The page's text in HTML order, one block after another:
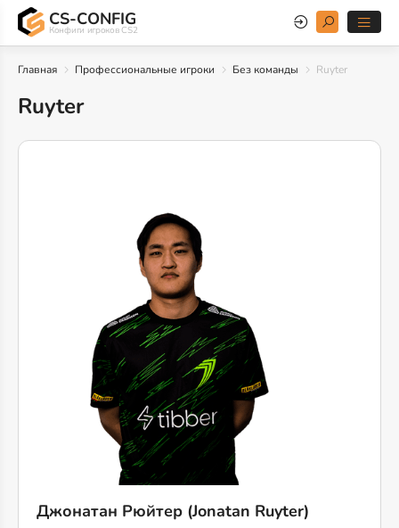
CS-CONFIG
Конфиги игроков CS2
Главная Профессиональные игроки Без команды Ruyter
Ruyter
Джонатан Рюйтер (Jonatan Ruyter)